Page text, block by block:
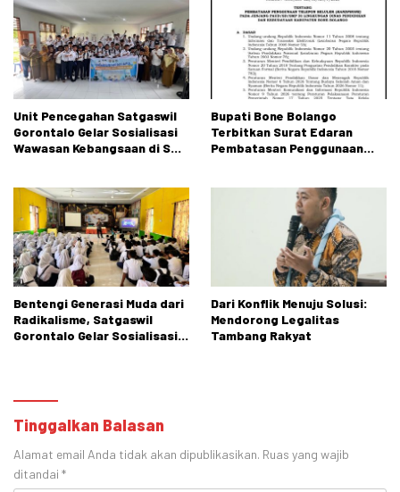
Unit Pencegahan Satgaswil
Gorontalo Gelar Sosialisasi
Wawasan Kebangsaan di SMP
Bupati Bone Bolango
Terbitkan Surat Edaran
Pembatasan Penggunaan
Bentengi Generasi Muda dari
Radikalisme, Satgaswil
Gorontalo Gelar Sosialisasi
Dari Konflik Menuju Solusi:
Mendorong Legalitas
Tambang Rakyat
Tinggalkan Balasan
Alamat email Anda tidak akan dipublikasikan. Ruas yang wajib
ditandai *